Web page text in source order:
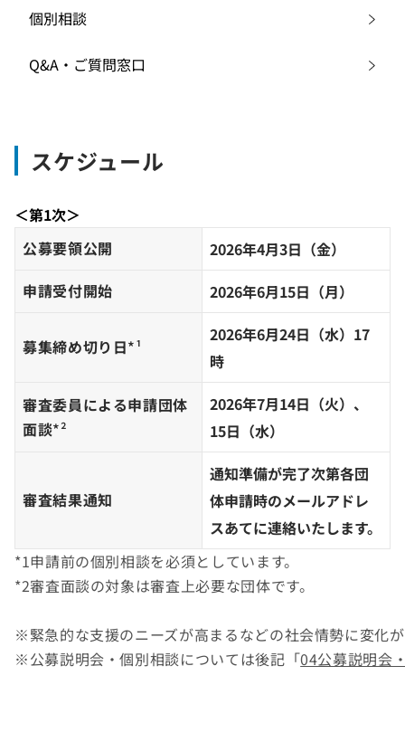
個別相談
Q&A・ご質問窓口
スケジュール
＜第1次＞
公募要領公開
2026年4月3日（金）
申請受付開始
2026年6月15日（月）
募集締め切り日*¹
2026年6月24日（水）17
時
審査委員による申請団体
面談*²
2026年7月14日（火）、
15日（水）
審査結果通知
通知準備が完了次第各団
体申請時のメールアドレ
スあてに連絡いたします。
*1申請前の個別相談を必須としています。
*2審査面談の対象は審査上必要な団体です。
※緊急的な支援のニーズが高まるなどの社会情勢に変化
※公募説明会・個別相談については後記「04公募説明会